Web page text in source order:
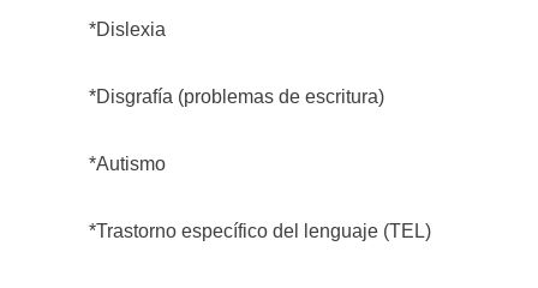
*Dislexia
*Disgrafía (problemas de escritura)
*Autismo
*Trastorno específico del lenguaje (TEL)